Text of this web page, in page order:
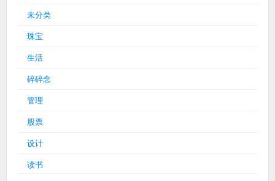
未分类
珠宝
生活
碎碎念
管理
股票
设计
读书